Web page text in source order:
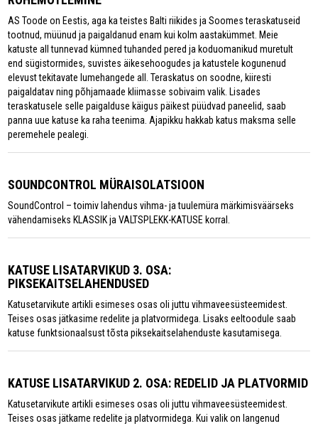
AS Toode on Eestis, aga ka teistes Balti riikides ja Soomes teraskatuseid
tootnud, müünud ja paigaldanud enam kui kolm aastakümmet. Meie
katuste all tunnevad kümned tuhanded pered ja koduomanikud muretult
end sügistormides, suvistes äikesehoogudes ja katustele kogunenud
elevust tekitavate lumehangede all. Teraskatus on soodne, kiiresti
paigaldatav ning põhjamaade kliimasse sobivaim valik. Lisades
teraskatusele selle paigalduse käigus päikest püüdvad paneelid, saab
panna uue katuse ka raha teenima. Ajapikku hakkab katus maksma selle
peremehele pealegi.
SOUNDCONTROL MÜRAISOLATSIOON
SoundControl – toimiv lahendus vihma- ja tuulemüra märkimisväärseks
vähendamiseks KLASSIK ja VALTSPLEKK-KATUSE korral.
KATUSE LISATARVIKUD 3. OSA:
PIKSEKAITSELAHENDUSED
Katusetarvikute artikli esimeses osas oli juttu vihmaveesüsteemidest.
Teises osas jätkasime redelite ja platvormidega. Lisaks eeltoodule saab
katuse funktsionaalsust tõsta piksekaitselahenduste kasutamisega.
KATUSE LISATARVIKUD 2. OSA: REDELID JA PLATVORMID
Katusetarvikute artikli esimeses osas oli juttu vihmaveesüsteemidest.
Teises osas jätkame redelite ja platvormidega. Kui valik on langenud